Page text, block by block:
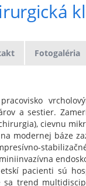
Fotogaléria
a sestier.
cievnu
modernej báze
pacienti sú
sa trend